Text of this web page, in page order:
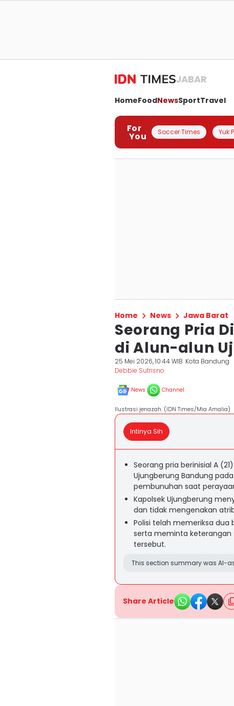
JABAR
HomeFoodNewsSportTravel
For
You Soccer Times Yuk
Home News Jawa Barat
Seorang Pria
di Alun-alun
25 Mei 2026, 10:44 WIB Kota Bandung
Debbie Sutrisno
News Channel
Ilustrasi jenazah. (IDN Times/Mia Amalia)
Intinya Sih
Seorang pria berinisial A
Ujungberung Bandung
pembunuhan saat
Kapolsek Ujungberung
dan tidak mengenakan
Polisi telah memeriksa dua
serta meminta keterangan
tersebut.
This section summary was AI-
Share Article